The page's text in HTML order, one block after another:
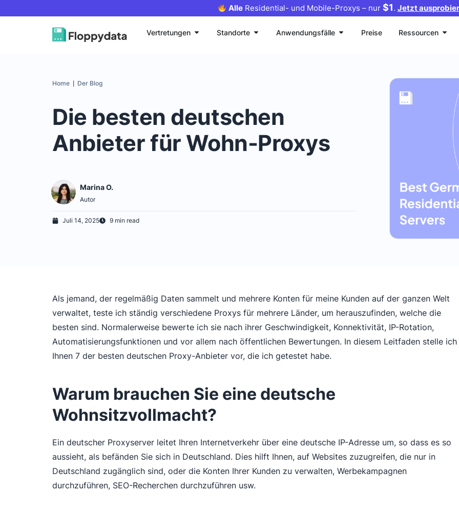
AlleResidential- und Mobile-Proxys – nur $1. Jetzt
Vertretungen Standorte Anwendungsfälle Preise Ressourcen
Home Der Blog
Die besten deutschen
Anbieter für Wohn-Proxys
Marina O.
Autor
Juli 14, 2025 9 min read
Als jemand, der regelmäßig Daten sammelt und mehrere Konten für meine Kunden auf der ganzen Welt
verwaltet, teste ich ständig verschiedene Proxys für mehrere Länder, um herauszufinden, welche die
besten sind. Normalerweise bewerte ich sie nach ihrer Geschwindigkeit, Konnektivität, IP-Rotation,
Automatisierungsfunktionen und vor allem nach öffentlichen Bewertungen. In diesem Leitfaden stelle ich
Ihnen 7 der besten deutschen Proxy-Anbieter vor, die ich getestet habe.
Warum brauchen Sie eine deutsche
Wohnsitzvollmacht?
Ein deutscher Proxyserver leitet Ihren Internetverkehr über eine deutsche IP-Adresse um, so dass es so
aussieht, als befänden Sie sich in Deutschland. Dies hilft Ihnen, auf Websites zuzugreifen, die nur in
Deutschland zugänglich sind, oder die Konten Ihrer Kunden zu verwalten, Werbekampagnen
durchzuführen, SEO-Recherchen durchzuführen usw.